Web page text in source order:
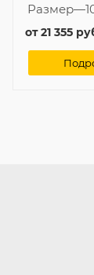
Размер—
от21 355